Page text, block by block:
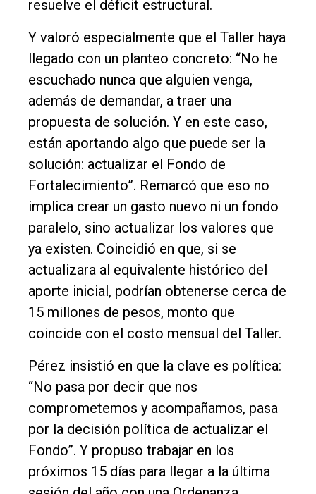
resuelve el déficit estructural.
Y valoró especialmente que el Taller haya
llegado con un planteo concreto: “No he
escuchado nunca que alguien venga,
además de demandar, a traer una
propuesta de solución. Y en este caso,
están aportando algo que puede ser la
solución: actualizar el Fondo de
Fortalecimiento”. Remarcó que eso no
implica crear un gasto nuevo ni un fondo
paralelo, sino actualizar los valores que
ya existen. Coincidió en que, si se
actualizara al equivalente histórico del
aporte inicial, podrían obtenerse cerca de
15 millones de pesos, monto que
coincide con el costo mensual del Taller.
Pérez insistió en que la clave es política:
“No pasa por decir que nos
comprometemos y acompañamos, pasa
por la decisión política de actualizar el
Fondo”. Y propuso trabajar en los
próximos 15 días para llegar a la última